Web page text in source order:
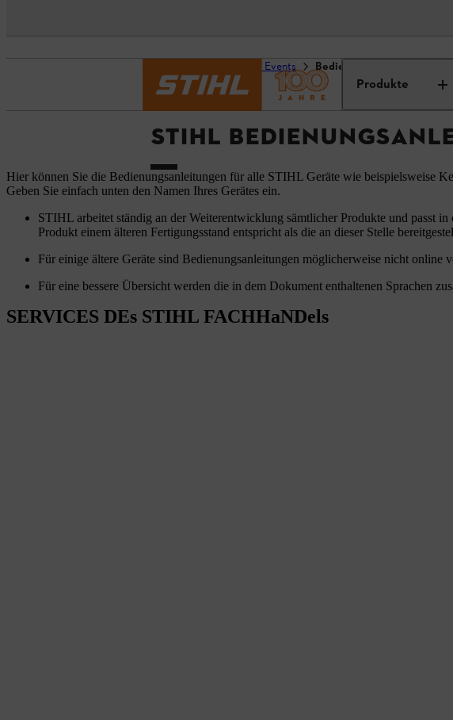
Produkte
Service und Events Bedienungsanleitungen
STIHL
Hier können Sie die Bedienungsanleitungen für alle STIHL Geräte wie beispielsweise
Geben Sie einfach unten den Namen Ihres Gerätes ein.
STIHL arbeitet ständig an der Weiterentwicklung sämtlicher Produkte und passt
Produkt einem älteren Fertigungsstand entspricht als die an dieser Stelle
Für einige ältere Geräte sind Bedienungsanleitungen möglicherweise nicht online
Für eine bessere Übersicht werden die in dem Dokument enthaltenen Sprachen
SERVICES DEs STIHL FACHHaNDels